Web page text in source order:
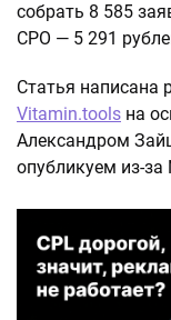
собрать 8 585
CPO — 5 291
Статья написана
Vitamin.tools на
Александром
опубликуем из-за